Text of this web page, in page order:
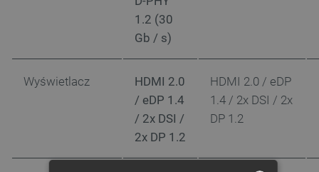
1.2 (30
Gb / s)
Wyświetlacz
HDMI 2.0
/ eDP 1.4
/ 2x DSI /
2x DP 1.2
HDMI 2.0 / eDP
1.4 / 2x DSI / 2x
DP 1.2